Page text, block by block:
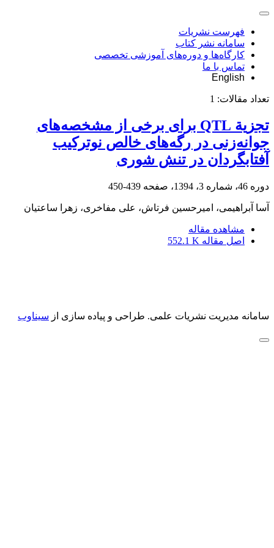
فهرست نشریات
سامانه نشر کتاب
کارگاه‌ها و دوره‌های آموزشی تخصصی
تماس با ما
English
تعداد مقالات: 1
تجزیة QTL برای برخی از مشخصه‌های
جوانه‌زنی در رگه‌های خالص نوترکیب
آفتابگردان در تنش شوری
دوره 46، شماره 3، 1394، صفحه 439-450
آسا آبراهیمی، امیرحسین فرتاش، علی مفاخری، زهرا ساعتیان
مشاهده مقاله
اصل مقاله 552.1 K
سامانه مدیریت نشریات علمی. طراحی و پیاده سازی از سیناوب